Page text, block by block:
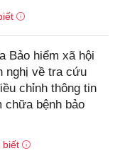
Bảo hiểm xã hội
nghị về tra cứu
chỉnh thông tin
chữa bệnh bảo
biết